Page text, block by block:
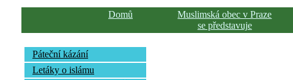
Domů
Muslimská obec v Praze
se představuje
Páteční kázání
Letáky o islámu